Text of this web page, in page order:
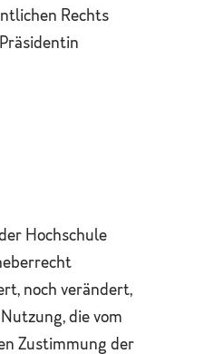
Rechts
Hochschule
noch verändert,
die vom
Zustimmung der